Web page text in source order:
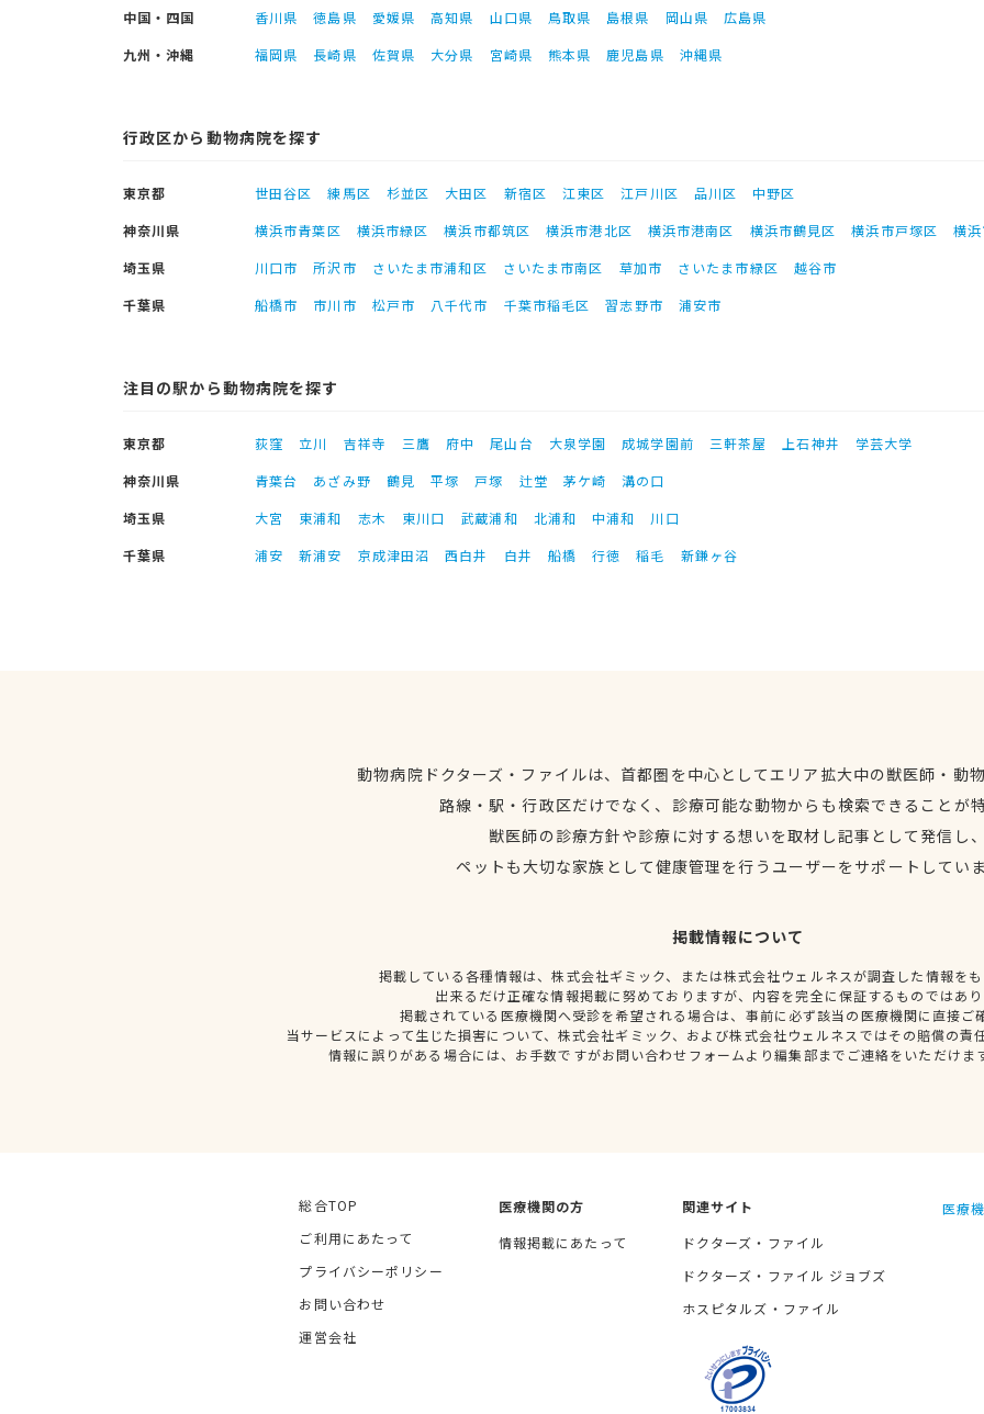
中国・四国
香川県 徳島県 愛媛県 高知県 山口県 鳥取県 島根県 岡山県
広島県
九州・沖縄
福岡県 長崎県 佐賀県 大分県 宮崎県 熊本県 鹿児島県 沖縄県
行政区から動物病院を探す
東京都 世田谷区 練馬区 杉並区 大田区 新宿区 江東区 江戸川区 品川区
中野区
神奈川県
横浜市青葉区 横浜市緑区 横浜市都筑区 横浜市港北区 横浜市港南区 横浜市鶴見区 横浜市戸塚区
横
埼玉県
川口市 所沢市 さいたま市浦和区 さいたま市南区 草加市 さいたま市緑区
越谷市
千葉県
船橋市 市川市 松戸市 八千代市 千葉市稲毛区 習志野市 浦安市
注目の駅から動物病院を探す
東京都 荻窪 立川 吉祥寺 三鷹 府中 尾山台 大泉学園 成城学園前 三軒茶屋 上石神井
学芸大学
神奈川県
青葉台 あざみ野 鶴見 平塚 戸塚 辻堂 茅ケ崎
溝の口
埼玉県
大宮 東浦和 志木 東川口 武蔵浦和 北浦和 中浦和
川口
千葉県
浦安 新浦安 京成津田沼 西白井 白井 船橋 行徳 稲毛 新鎌ヶ谷
動物病院ドクターズ・ファイルは、首都圏を中心としてエリア拡大中の獣医師・動
路線・駅・行政区だけでなく、診療可能な動物からも検索できることが
獣医師の診療方針や診療に対する想いを取材し記事として発信し
ペットも大切な家族として健康管理を行うユーザーをサポートしてい
掲載情報について
掲載している各種情報は、株式会社ギミック、または株式会社ウェルネスが調査した情報を
出来るだけ正確な情報掲載に努めておりますが、内容を完全に保証するものではあ
掲載されている医療機関へ受診を希望される場合は、事前に必ず該当の医療機関に直接ご
当サービスによって生じた損害について、株式会社ギミック、および株式会社ウェルネスではその賠償の責
情報に誤りがある場合には、お手数ですがお問い合わせフォームより編集部までご連絡をいただけま
総合TOP
ご利用にあたって
プライバシーポリシー
お問い合わせ
運営会社
医療機関の方
情報掲載にあたって
関連サイト
ドクターズ・ファイル
ドクターズ・ファイル ジョブズ
ホスピタルズ・ファイル
医療